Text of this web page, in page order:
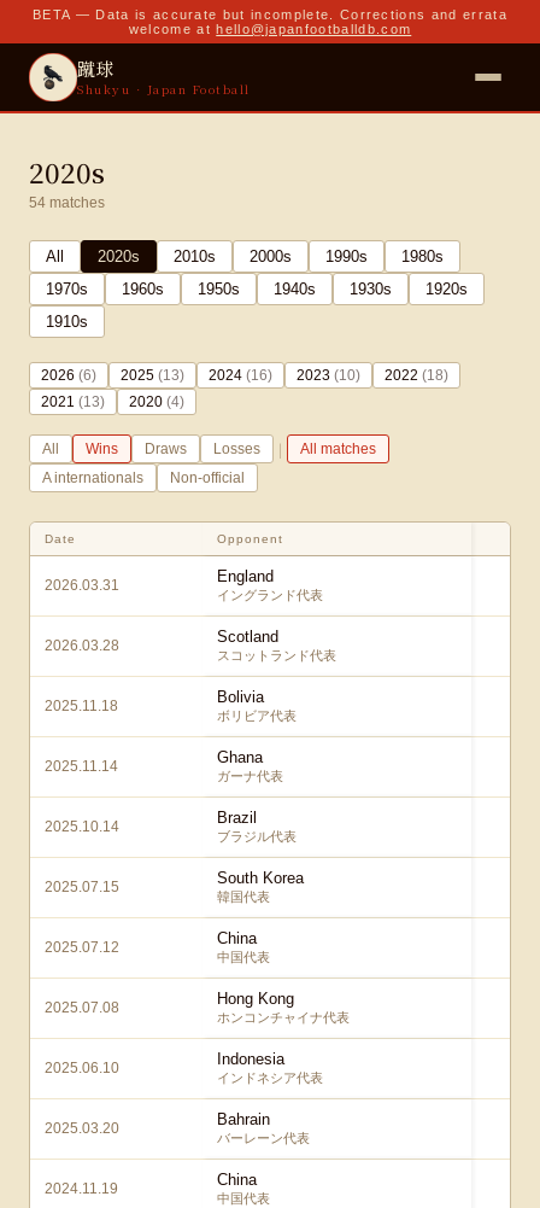
BETA — Data is accurate but incomplete. Corrections and errata
welcome at hello@japanfootballdb.com
蹴球
Shukyu · Japan Football
2020s
54 matches
All 2020s 2010s 2000s 1990s 1980s
1970s 1960s 1950s 1940s 1930s 1920s
1910s
2026 (6) 2025 (13) 2024 (16) 2023 (10) 2022 (18)
2021 (13) 2020 (4)
All Wins Draws Losses |
All matches
A internationals
Non-official
Date Opponent
2026.03.31 England
イングランド代表
2026.03.28 Scotland
スコットランド代表
2025.11.18 Bolivia
ボリビア代表
2025.11.14 Ghana
ガーナ代表
2025.10.14 Brazil
ブラジル代表
2025.07.15 South Korea
韓国代表
2025.07.12 China
中国代表
2025.07.08 Hong Kong
ホンコンチャイナ代表
2025.06.10 Indonesia
インドネシア代表
2025.03.20 Bahrain
バーレーン代表
2024.11.19 China
中国代表